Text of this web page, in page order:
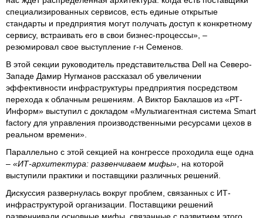
специализированных сервисов, есть единые открытые
стандарты и предприятия могут получать доступ к конкретному
сервису, встраивать его в свои бизнес-процессы», –
резюмировал свое выступление г-н Семенов.
В этой секции руководитель представительства Dell на Северо-
Западе Дамир Нугманов рассказал об увеличении
эффективности инфраструктуры предприятия посредством
перехода к облачным решениям. А Виктор Баклашов из «РТ-
Информ» выступил с докладом «Мультиагентная система Smart
factory для управления производственными ресурсами цехов в
реальном времени».
Параллельно с этой секцией на конгрессе проходила еще одна
– «ИТ-архитектура: развенчиваем мифы» , на которой
выступили практики и поставщики различных решений.
Дискуссия развернулась вокруг проблем, связанных с ИТ-
инфраструктурой организации. Поставщики решений
развенчивали основные мифы, связанные с развитием этого